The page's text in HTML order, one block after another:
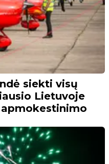
siekti visų
Lietuvoje